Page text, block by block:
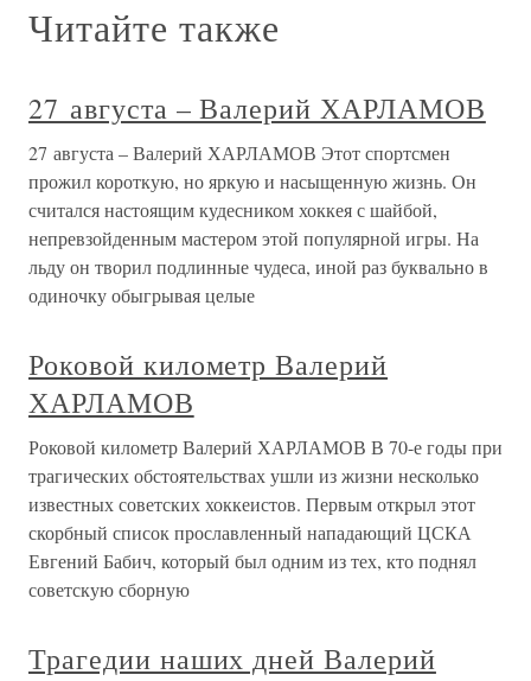
Читайте также
27 августа – Валерий ХАРЛАМОВ
27 августа – Валерий ХАРЛАМОВ Этот спортсмен
прожил короткую, но яркую и насыщенную жизнь. Он
считался настоящим кудесником хоккея с шайбой,
непревзойденным мастером этой популярной игры. На
льду он творил подлинные чудеса, иной раз буквально в
одиночку обыгрывая целые
Роковой километр Валерий
ХАРЛАМОВ
Роковой километр Валерий ХАРЛАМОВ В 70-е годы при
трагических обстоятельствах ушли из жизни несколько
известных советских хоккеистов. Первым открыл этот
скорбный список прославленный нападающий ЦСКА
Евгений Бабич, который был одним из тех, кто поднял
советскую сборную
Трагедии наших дней Валерий